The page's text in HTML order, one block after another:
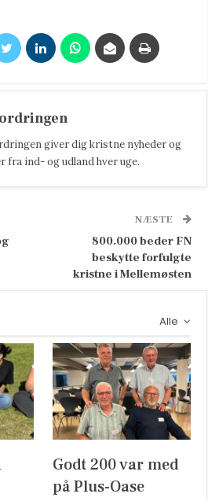
giver dig kristne nyheder og
fra ind- og udland hver uge.
NÆSTE
800.000 beder FN
beskytte forfulgte
kristne i Mellemøsten
Alle
Godt 200 var med
på Plus-Oase